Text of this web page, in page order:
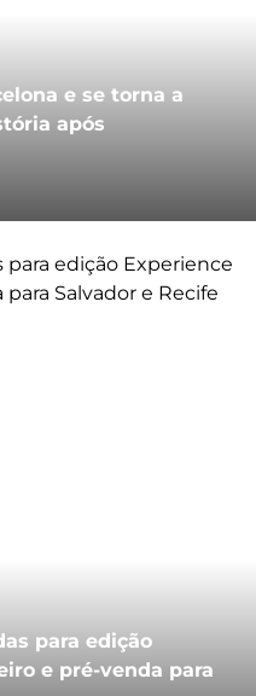
e se torna a
após
para edição
e pré-venda para